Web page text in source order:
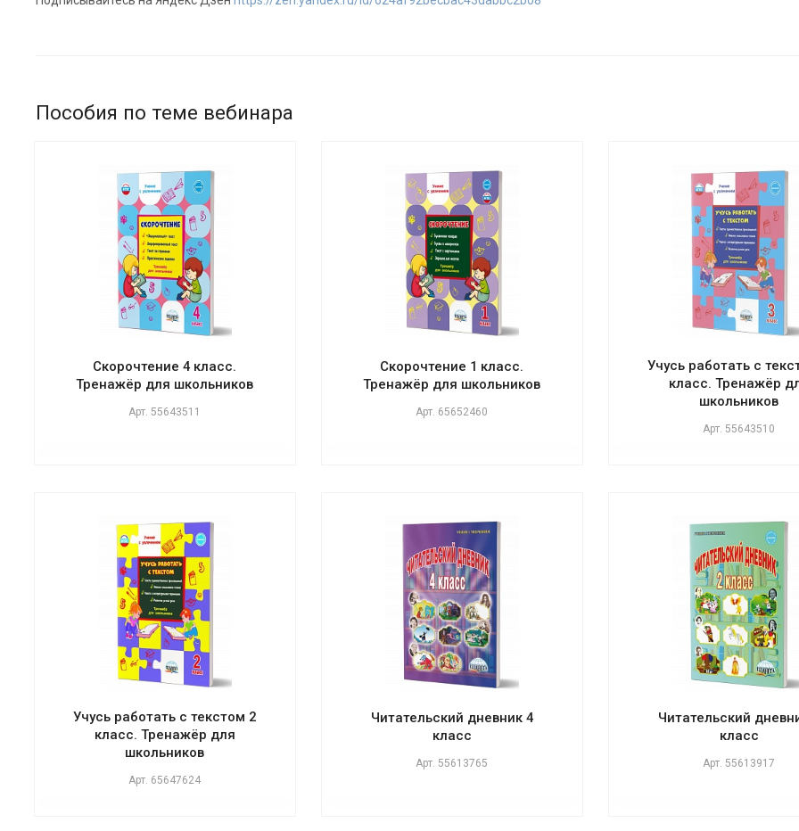
Пособия по теме вебинара
Скорочтение 4 класс.
Тренажёр для школьников
Арт. 55643511
Скорочтение 1 класс.
Тренажёр для школьников
Арт. 65652460
Учусь работать с
класс. Тренажёр
школьников
Арт. 55643510
Учусь работать с текстом 2
класс. Тренажёр для
школьников
Арт. 65647624
Читательский дневник 4
класс
Арт. 55613765
Читательский
класс
Арт. 55613917